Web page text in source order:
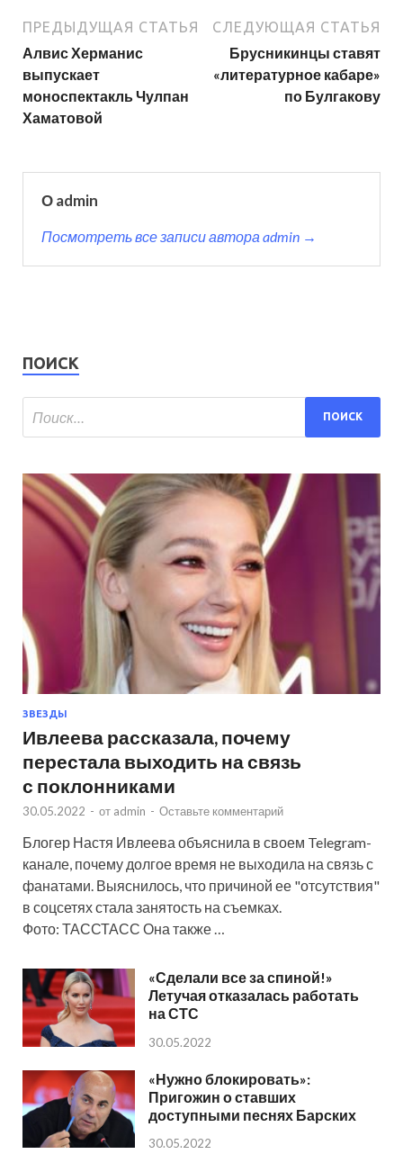
ПРЕДЫДУЩАЯ СТАТЬЯ
Алвис Херманис
выпускает
моноспектакль Чулпан
Хаматовой
СЛЕДУЮЩАЯ СТАТЬЯ
Брусникинцы ставят
«литературное кабаре»
по Булгакову
О admin
Посмотреть все записи автора admin →
ПОИСК
ЗВЕЗДЫ
Ивлеева рассказала, почему
перестала выходить на связь
с поклонниками
30.05.2022 - от admin - Оставьте комментарий
Блогер Настя Ивлеева объяснила в своем Telegram-
канале, почему долгое время не выходила на связь с
фанатами. Выяснилось, что причиной ее "отсутствия"
в соцсетях стала занятость на съемках.
Фото: ТАССТАСС Она также …
«Сделали все за спиной!»
Летучая отказалась работать
на СТС
30.05.2022
«Нужно блокировать»:
Пригожин о ставших
доступными песнях Барских
30.05.2022